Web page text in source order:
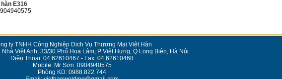
E316
ty TNHH Công Nghiệp Dịch Vụ Thương Mại Việt Hàn
Việt Anh, 33/30 Phố Hoa Lâm, P Việt Hưng, Q Long Biên, Hà Nội.
Điện Thoại: 04.62610467 - Fax: 04.62610468
Mobile: Mr Sơn :0904940575
Phòng KD: 0988.822.744